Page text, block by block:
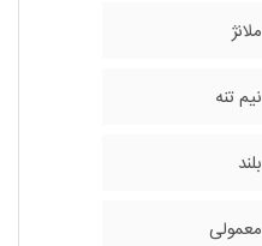
ملانژ
نیم تنه
بلند
معمولی